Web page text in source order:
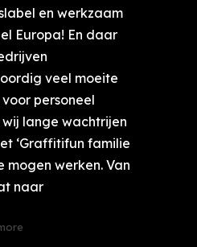
en werkzaam
Europa! En daar
veel moeite
personeel
wij lange wachtrijen
‘Graffitifun familie
mogen werken. Van
naar